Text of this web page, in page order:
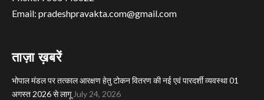
Email: pradeshpravakta.com@gmail.com
ताज़ा ख़बरें
भोपाल मंडल पर तत्काल आरक्षण हेतु टोकन वितरण की नई एवं पारदर्शी व्यवस्था 01
अगस्त 2026 से लागूJuly 24, 2026